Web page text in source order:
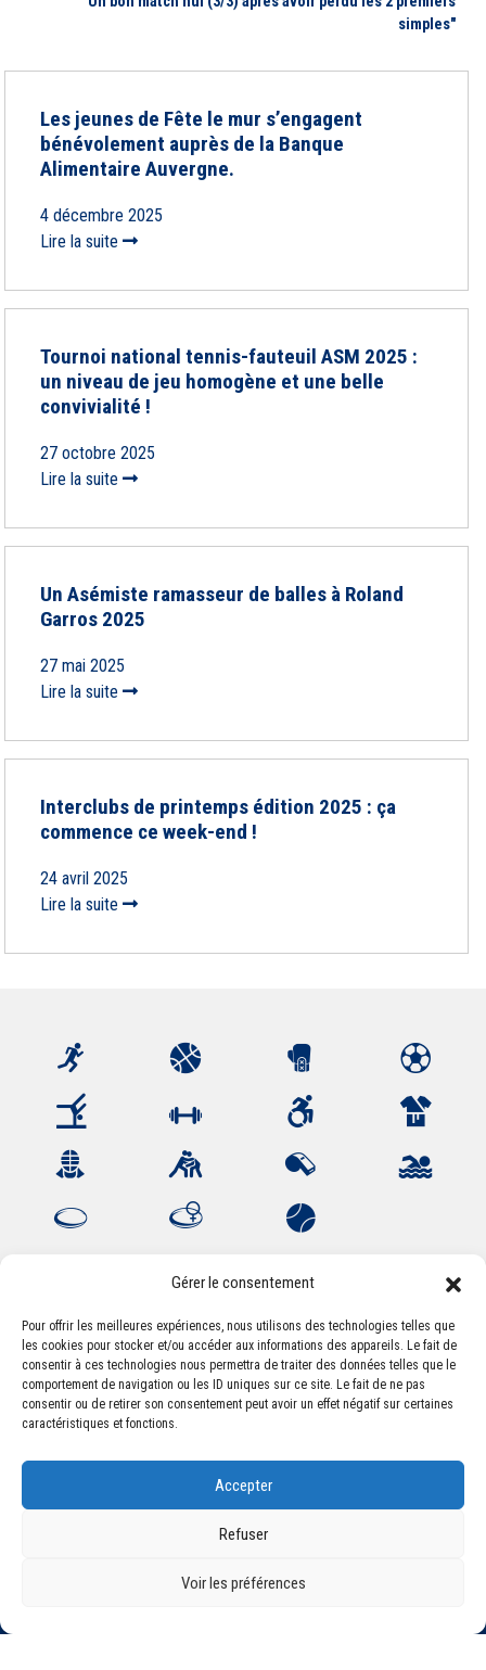
Gérer le consentement
Pour offrir les meilleures expériences, nous utilisons des technologies telles que
les cookies pour stocker et/ou accéder aux informations des appareils. Le fait de
consentir à ces technologies nous permettra de traiter des données telles que le
comportement de navigation ou les ID uniques sur ce site. Le fait de ne pas
consentir ou de retirer son consentement peut avoir un effet négatif sur certaines
caractéristiques et fonctions.
Accepter
Refuser
Voir les préférences
simples"
Les jeunes de Fête le mur s’engagent
bénévolement auprès de la Banque
Alimentaire Auvergne.
4 décembre 2025
Lire la suite
Tournoi national tennis-fauteuil ASM 2025 :
un niveau de jeu homogène et une belle
convivialité !
27 octobre 2025
Lire la suite
Un Asémiste ramasseur de balles à Roland
Garros 2025
27 mai 2025
Lire la suite
Interclubs de printemps édition 2025 : ça
commence ce week-end !
24 avril 2025
Lire la suite
Association Sportive Montferrandaise
84, boulevard Léon Jouhaux
CS 80221 - 63021 Clermont-Ferrand Cedex 2
accueil@asm-omnisports.com